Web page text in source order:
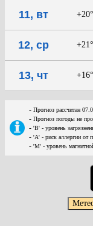
11, вт
12, ср
13, чт
- Прогноз рассчитан
- Прогноз погоды не
- 'В' - уровень
- 'А' - риск аллергии от
- 'М' - уровень